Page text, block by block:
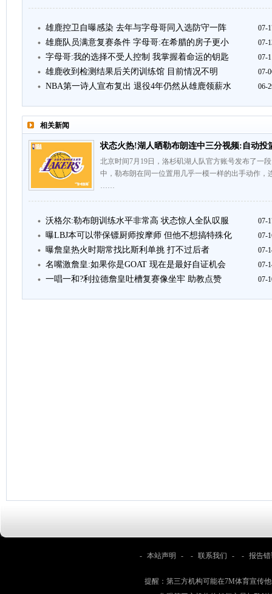
雄鹿控卫自曝感染 去年与字母哥同入选防守一阵 07-
雄鹿队员满意复赛条件 字母哥:在希腊的房子更小 07-
字母哥:我的选择不受人控制 我掌握着命运的钥匙 07-
雄鹿收到检测结果后关闭训练馆 目前情况不明 07-
NBA第一诗人宣布复出 退役4年仍然从雄鹿领薪水 06-
相关新闻
状态火热!湖人晒勒布朗连中三分视频:自动投
北京时间7月19日，洛杉矶湖人队官方账号发布了一
中，勒布朗在同一位置用几乎一模一样的出手动作
……
沃格尔:勒布朗训练水平非常高 状态惊人全队叹服 07-
曝LBJ本可以带保镖厨师按摩师 但他不想搞特殊化 07-
曝詹皇热火时期常找比斯利单挑 打不过后者 07-
名嘴激詹皇:如果你是GOAT 现在是最好自证机会 07-
一唱一和?利拉德詹皇吐槽复赛像坐牢 助教点赞 07-
- 本站声明 - - 联系我们 - - 报告
提醒：第三方机构可能在7M体育宣传